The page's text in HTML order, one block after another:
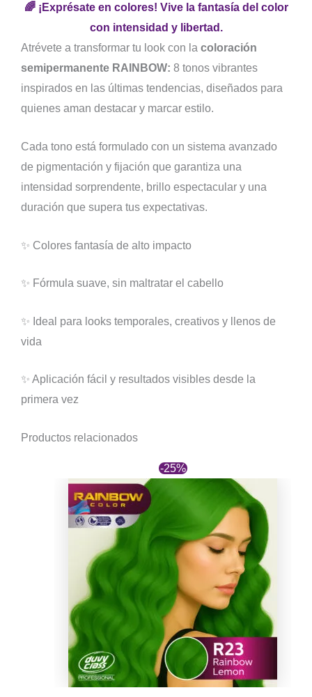
🌈 ¡Exprésate en colores! Vive la fantasía del color
con intensidad y libertad.
Atrévete a transformar tu look con la coloración
semipermanente RAINBOW: 8 tonos vibrantes
inspirados en las últimas tendencias, diseñados para
quienes aman destacar y marcar estilo.
Cada tono está formulado con un sistema avanzado
de pigmentación y fijación que garantiza una
intensidad sorprendente, brillo espectacular y una
duración que supera tus expectativas.
✨ Colores fantasía de alto impacto
✨ Fórmula suave, sin maltratar el cabello
✨ Ideal para looks temporales, creativos y llenos de
vida
✨ Aplicación fácil y resultados visibles desde la
primera vez
Productos relacionados
-25%